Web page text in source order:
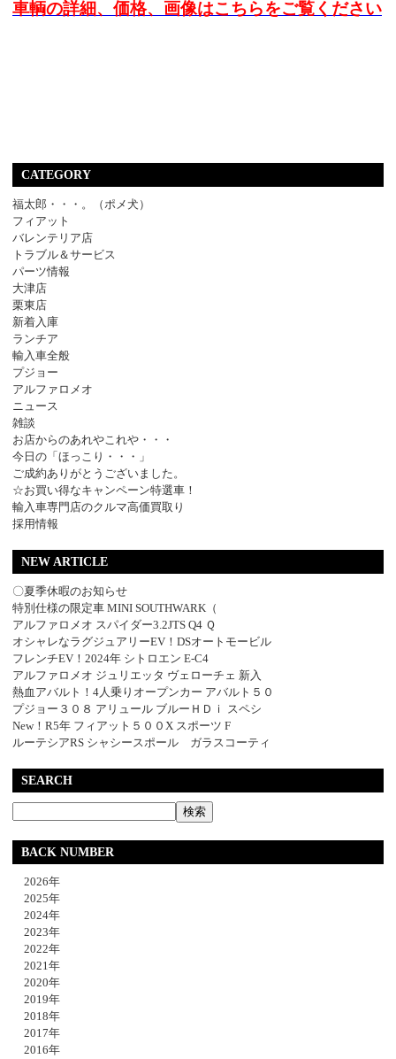
車輌の詳細、価格、画像はこちらをご覧ください
CATEGORY
福太郎・・・。（ポメ犬）
フィアット
バレンテリア店
トラブル＆サービス
パーツ情報
大津店
栗東店
新着入庫
ランチア
輸入車全般
プジョー
アルファロメオ
ニュース
雑談
お店からのあれやこれや・・・
今日の「ほっこり・・・」
ご成約ありがとうございました。
☆お買い得なキャンペーン特選車！
輸入車専門店のクルマ高価買取り
採用情報
NEW ARTICLE
〇夏季休暇のお知らせ
特別仕様の限定車 MINI SOUTHWARK（
アルファロメオ スパイダー3.2JTS Q4 Ｑ
オシャレなラグジュアリーEV！DSオートモービル
フレンチEV！2024年 シトロエン E-C4
アルファロメオ ジュリエッタ ヴェローチェ 新入
熱血アバルト！4人乗りオープンカー アバルト５０
プジョー３０８ アリュール ブルーＨＤｉ スペシ
New！R5年 フィアット５００X スポーツ F
ルーテシアRS シャシースポール ガラスコーティ
SEARCH
BACK NUMBER
2026年
2025年
2024年
2023年
2022年
2021年
2020年
2019年
2018年
2017年
2016年